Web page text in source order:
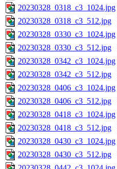
20230328_0318_c3_1024.jpg
20230328_0318_c3_512.jpg
20230328_0330_c3_1024.jpg
20230328_0330_c3_512.jpg
20230328_0342_c3_1024.jpg
20230328_0342_c3_512.jpg
20230328_0406_c3_1024.jpg
20230328_0406_c3_512.jpg
20230328_0418_c3_1024.jpg
20230328_0418_c3_512.jpg
20230328_0430_c3_1024.jpg
20230328_0430_c3_512.jpg